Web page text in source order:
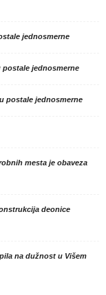
jednosmerne
postale jednosmerne
postale jednosmerne
mesta je obaveza
deonice
na dužnost u Višem